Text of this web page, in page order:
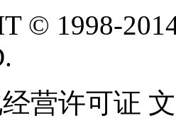
© 1998-
营许可证